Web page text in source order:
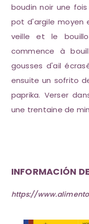
boudin noir une
pot d'argile moyen
veille et le
commence à
gousses d'ail
ensuite un sofrito
paprika. Verser
une trentaine de
INFORMACIÓN
https://